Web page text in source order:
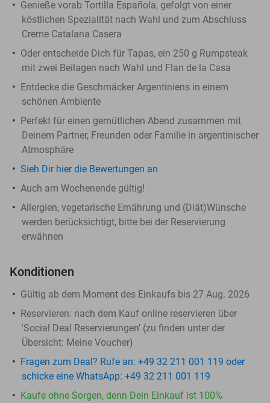
Genieße vorab Tortilla Española, gefolgt von einer
köstlichen Spezialität nach Wahl und zum Abschluss
Creme Catalana Casera
Oder entscheide Dich für Tapas, ein 250 g Rumpsteak
mit zwei Beilagen nach Wahl und Flan de la Casa
Entdecke die Geschmäcker Argentiniens in einem
schönen Ambiente
Perfekt für einen gemütlichen Abend zusammen mit
Deinem Partner, Freunden oder Familie in argentinischer
Atmosphäre
Sieh Dir hier die Bewertungen an
Auch am Wochenende gültig!
Allergien, vegetarische Ernährung und (Diät)Wünsche
werden berücksichtigt, bitte bei der Reservierung
erwähnen
Konditionen
Gültig ab dem Moment des Einkaufs bis 27 Aug. 2026
Reservieren: nach dem Kauf online reservieren über
'Social Deal Reservierungen' (zu finden unter der
Übersicht: Meine Voucher)
Fragen zum Deal? Rufe an: +49 32 211 001 119 oder
schicke eine WhatsApp: +49 32 211 001 119
Kaufe ohne Sorgen, denn Dein Einkauf ist 100%